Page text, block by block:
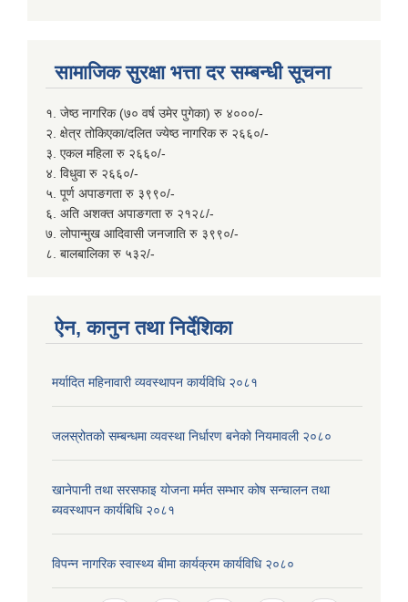
सामाजिक सुरक्षा भत्ता दर सम्बन्धी सूचना
१. जेष्ठ नागरिक (७० वर्ष उमेर पुगेका) रु ४०००/-
२. क्षेत्र तोकिएका/दलित ज्येष्ठ नागरिक रु २६६०/-
३. एकल महिला रु २६६०/-
४. विधुवा रु २६६०/-
५. पूर्ण अपाङगता रु ३९९०/-
६. अति अशक्त अपाङगता रु २१२८/-
७. लोपान्मुख आदिवासी जनजाति रु ३९९०/-
८. बालबालिका रु ५३२/-
ऐन, कानुन तथा निर्देशिका
मर्यादित महिनावारी व्यवस्थापन कार्यविधि २०८१
जलस्रोतको सम्बन्धमा व्यवस्था निर्धारण बनेको नियमावली २०८०
खानेपानी तथा सरसफाइ योजना मर्मत सम्भार कोष सन्चालन तथा
ब्यवस्थापन कार्यबिधि २०८१
विपन्न नागरिक स्वास्थ्य बीमा कार्यक्रम कार्यविधि २०८०